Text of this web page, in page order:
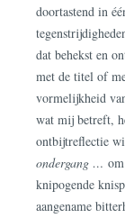
doortastend in
dat behekst en
met de titel of
vormelijkheid
wat mij betreft,
ontbijtreflectie
ondergang …
knipogende
aangename